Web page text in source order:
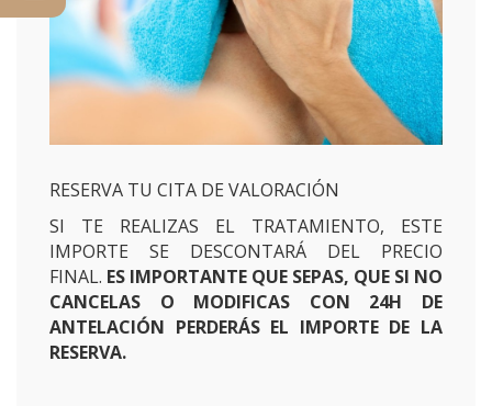
RESERVA TU CITA DE VALORACIÓN
SI TE REALIZAS EL TRATAMIENTO, ESTE
IMPORTE SE DESCONTARÁ DEL PRECIO
FINAL. ES IMPORTANTE QUE SEPAS, QUE SI NO
CANCELAS O MODIFICAS CON 24H DE
ANTELACIÓN PERDERÁS EL IMPORTE DE LA
RESERVA.